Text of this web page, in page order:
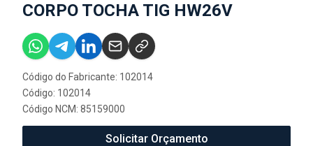
CORPO TOCHA TIG HW26V
Código do Fabricante: 102014
Código: 102014
Código NCM: 85159000
Solicitar Orçamento